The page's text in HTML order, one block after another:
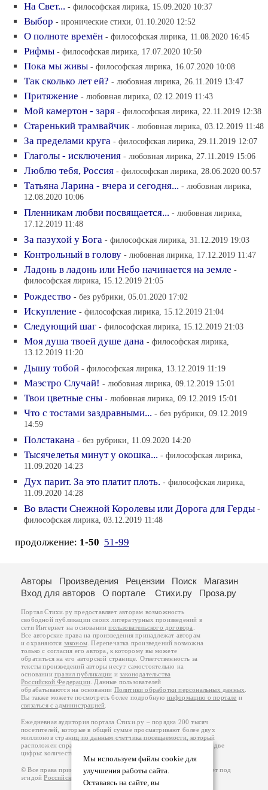
На Свет... - философская лирика, 15.09.2020 10:37
Выбор - иронические стихи, 01.10.2020 12:52
О полноте времён - философская лирика, 11.08.2020 16:45
Рифмы - философская лирика, 17.07.2020 10:50
Пока мы живы - философская лирика, 16.07.2020 10:08
Так сколько лет ей? - любовная лирика, 26.11.2019 13:47
Притяжение - любовная лирика, 02.12.2019 11:43
Мой камертон - заря - философская лирика, 22.11.2019 12:38
Старенький трамвайчик - любовная лирика, 03.12.2019 11:48
За пределами круга - философская лирика, 29.11.2019 12:07
Глаголы - исключения - любовная лирика, 27.11.2019 15:06
Люблю тебя, Россия - философская лирика, 28.06.2020 00:57
Татьяна Ларина - вчера и сегодня... - любовная лирика,
12.08.2020 10:06
Пленникам любви посвящается... - любовная лирика,
17.12.2019 11:48
За пазухой у Бога - философская лирика, 31.12.2019 19:03
Контрольный в голову - любовная лирика, 17.12.2019 11:47
Ладонь в ладонь или Небо начинается на земле -
философская лирика, 15.12.2019 21:05
Рождество - без рубрики, 05.01.2020 17:02
Искупление - философская лирика, 15.12.2019 21:04
Следующий шаг - философская лирика, 15.12.2019 21:03
Моя душа твоей душе дана - философская лирика,
13.12.2019 11:20
Дышу тобой - философская лирика, 13.12.2019 11:19
Маэстро Случай! - любовная лирика, 09.12.2019 15:01
Твои цветные сны - любовная лирика, 09.12.2019 15:01
Что с тостами заздравными... - без рубрики, 09.12.2019
14:59
Полстакана - без рубрики, 11.09.2020 14:20
Тысячелетья минут у окошка... - философская лирика,
11.09.2020 14:23
Дух парит. За это платит плоть. - философская лирика,
11.09.2020 14:28
Во власти Снежной Королевы или Дорога для Герды -
философская лирика, 03.12.2019 11:48
продолжение: 1-50 51-99
Мы используем файлы cookie для
улучшения работы сайта.
Оставаясь на сайте, вы
Авторы Произведения Рецензии Поиск
Магазин
Вход для авторов
О портале Стихи.ру Проза.ру
Портал Стихи.ру предоставляет авторам возможность
свободной публикации своих литературных произведений в
сети Интернет на основаниипользовательского договора
Все авторские права на произведения принадлежат авторам
и охраняются законом . Перепечатка произведений возможна
только с согласия его автора, к которому вы можете
обратиться на его авторской странице. Ответственность за
тексты произведений авторы несут самостоятельно на
основанииправил публикации изаконодательства
Российской Федерации . Данные пользователей
обрабатываются на основании Политики обработки персональных данных
Вы также можете посмотреть более подробную информацию о портале и
связаться с администрацией
Ежедневная аудитория портала Стихи.ру – порядка 200 тысяч
посетителей, которые в общей сумме просматривают более двух
миллионов страниц по данным счетчика посещаемости, который
расположен справа от этого текста. В каждой графе указано по две
цифры: количество просмотров и количество посетителей.
© Все права принадлежат авторам, 2000-2026. Портал работает под
эгидойРоссийского союза писателей